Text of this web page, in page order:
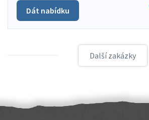
Dát nabídku
Další zakázky